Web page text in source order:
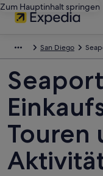
Zum Hauptinhalt springen
San Diego
Touren